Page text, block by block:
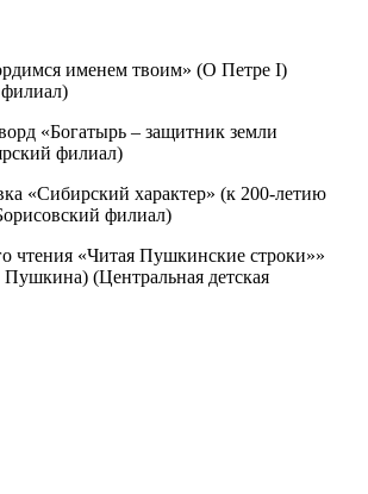
именем твоим» (О Петре I)
«Богатырь – защитник земли
филиал)
«Сибирский характер» (к 200-летию
филиал)
чтения «Читая Пушкинские строки»»
(Центральная детская